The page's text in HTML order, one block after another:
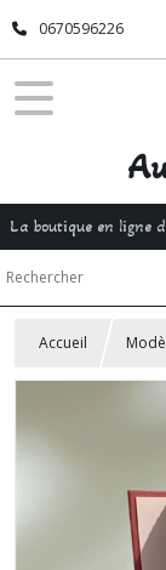
0670596226
La boutique en ligne
Accueil